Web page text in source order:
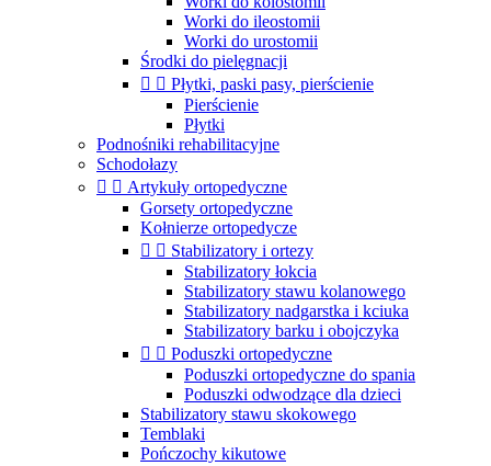
Worki do ileostomii
Worki do urostomii
Środki do pielęgnacji
  Płytki, paski pasy, pierścienie
Pierścienie
Płytki
Podnośniki rehabilitacyjne
Schodołazy
  Artykuły ortopedyczne
Gorsety ortopedyczne
Kołnierze ortopedycze
  Stabilizatory i ortezy
Stabilizatory łokcia
Stabilizatory stawu kolanowego
Stabilizatory nadgarstka i kciuka
Stabilizatory barku i obojczyka
  Poduszki ortopedyczne
Poduszki ortopedyczne do spania
Poduszki odwodzące dla dzieci
Stabilizatory stawu skokowego
Temblaki
Pończochy kikutowe